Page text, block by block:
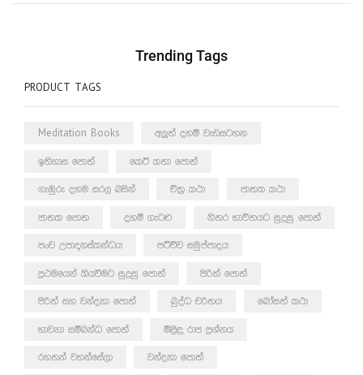
Trending Tags
PRODUCT TAGS
Meditation Books අලුත් දහම් වැඩසටහන
ඉතිහාස පොත් කෙටි කතා පොත්
ගැඹුරු දහම සරල බසින් චිත්‍ර කථා ජාතක කථා
ජාතක පොත දහම් ගැටළු නිතර භාවිතයට සුදුසු පොත්
පංච උපාදානස්කන්ධය පටිච්ච සමුප්පාදය
ප්‍රථමයෙන් කියවීමට සුදුසු පොත් පිරිත් පොත්
පිරිත් සහ වන්දනා පොත් බුද්ධ චරිතය බෝසත් කථා
භාවනා සම්බන්ධ පොත් මිළිඳු රාජ ප්‍රශ්නය
රහතන් වහන්සේලා වන්දනා පොත්